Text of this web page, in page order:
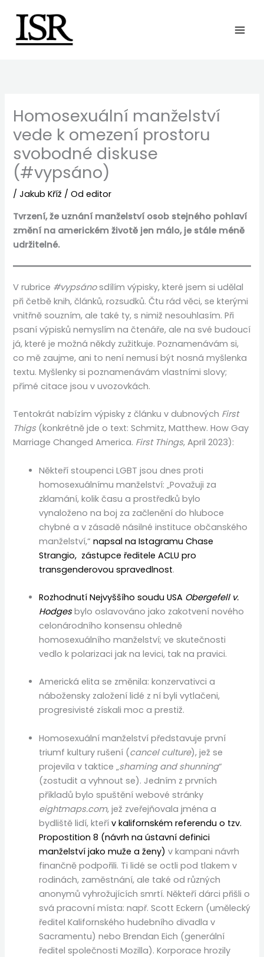
obsah
Homosexuální manželství
vede k omezení prostoru
svobodné diskuse
(#vypsáno)
/Jakub Kříž / Od editor
Tvrzení, že uznání manželství osob stejného pohlaví
změní na americkém životě jen málo, je stále méně
udržitelné.
V rubrice #vypsánosdílím výpisky, které jsem si udělal
při četbě knih, článků, rozsudků. Čtu rád věci, se kterými
vnitřně souzním, ale také ty, s nimiž nesouhlasím. Při
psaní výpisků nemyslím na čtenáře, ale na své budoucí
já, které je možná někdy zužitkuje. Poznamenávám si,
co mě zaujme, ani to není nemusí být nosná myšlenka
textu. Myšlenky si poznamenávám vlastními slovy;
přímé citace jsou v uvozovkách.
Tentokrát nabízím výpisky z článku v dubnových First
Thigs (konkrétně jde o text: Schmitz, Matthew. How Gay
Marriage Changed America. First Things, April 2023):
Někteří stoupenci LGBT jsou dnes proti
homosexuálnímu manželství: „Považuji za
zklamání, kolik času a prostředků bylo
vynaloženo na boj za začlenění do hluboce
chybné a v zásadě násilné instituce občanského
manželství,“napsal na Istagramu Chase
Strangio, zástupce ředitele ACLU pro
transgenderovou spravedlnost.
Rozhodnutí Nejvyššího soudu USA Obergefell v.
Hodgesbylo oslavováno jako zakotvení nového
celonárodního konsensu ohledně
homosexuálního manželství; ve skutečnosti
vedlo k polarizaci jak na levici, tak na pravici.
Americká elita se změnila: konzervativci a
nábožensky založení lidé z ní byli vytlačeni,
progresivisté získali moc a prestiž.
Homosexuální manželství představuje první
triumf kultury rušení (cancel culture), jež se
projevila v taktice „shaming and shunning“
(zostudit a vyhnout se). Jedním z prvních
příkladů bylo spuštění webové stránky
eightmaps.com, jež zveřejňovala jména a
bydliště lidí, kteřív kalifornském referendu o tzv.
Propostition 8 (návrh na ústavní definici
manželství jako muže a ženy)v kampani návrh
finančně podpořili. Ti lidé se octli pod tlakem v
rodinách, zaměstnání, ale také od různých
anonymů vyhrožujících smrtí. Někteří dárci přišli o
svá pracovní místa: např. Scott Eckern (umělecký
ředitel Kalifornského hudebního divadla v
Sacramentu) nebo Brendan Eich (generální
ředitel společnosti Mozilla). Korporace hrozily